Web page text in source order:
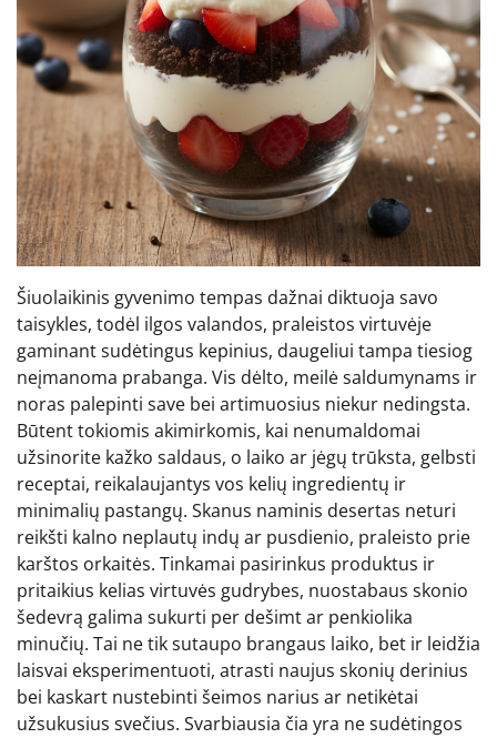
Šiuolaikinis gyvenimo tempas dažnai diktuoja savo
taisykles, todėl ilgos valandos, praleistos virtuvėje
gaminant sudėtingus kepinius, daugeliui tampa tiesiog
neįmanoma prabanga. Vis dėlto, meilė saldumynams ir
noras palepinti save bei artimuosius niekur nedingsta.
Būtent tokiomis akimirkomis, kai nenumaldomai
užsinorite kažko saldaus, o laiko ar jėgų trūksta, gelbsti
receptai, reikalaujantys vos kelių ingredientų ir
minimalių pastangų. Skanus naminis desertas neturi
reikšti kalno neplautų indų ar pusdienio, praleisto prie
karštos orkaitės. Tinkamai pasirinkus produktus ir
pritaikius kelias virtuvės gudrybes, nuostabaus skonio
šedevrą galima sukurti per dešimt ar penkiolika
minučių. Tai ne tik sutaupo brangaus laiko, bet ir leidžia
laisvai eksperimentuoti, atrasti naujus skonių derinius
bei kaskart nustebinti šeimos narius ar netikėtai
užsukusius svečius. Svarbiausia čia yra ne sudėtingos